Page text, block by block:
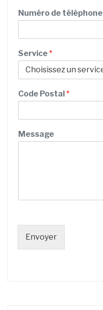
Numéro de téléphone
P
r
n
m
e
e
Service*
Code Postal*
Message
Envoyer